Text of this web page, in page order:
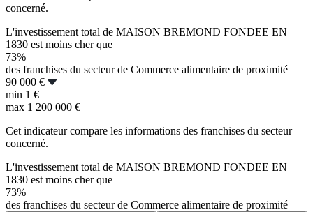
concerné.
L'investissement total de MAISON BREMOND FONDEE EN
1830 est moins cher que
73%
des franchises du secteur de Commerce alimentaire de proximité
90 000 €
min 1 €
max 1 200 000 €
Cet indicateur compare les informations des franchises du secteur
concerné.
L'investissement total de MAISON BREMOND FONDEE EN
1830 est moins cher que
73%
des franchises du secteur de Commerce alimentaire de proximité